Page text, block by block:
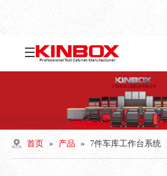
首页 » 产品 » 7件车库工作台系统